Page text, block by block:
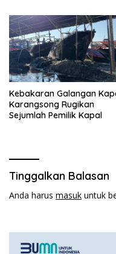
Kebakaran Galangan
Karangsong Rugikan
Sejumlah Pemilik Kapal
Tinggalkan Balasan
Anda harus masuk untuk